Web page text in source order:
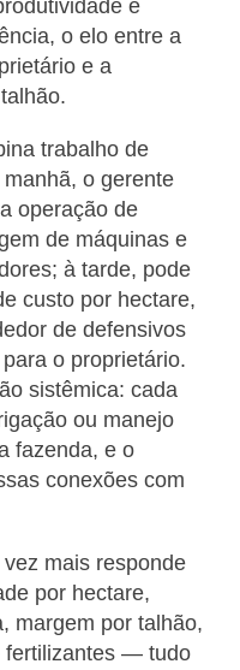
e
o elo entre a
e a
trabalho de
o gerente
operação de
de máquinas e
à tarde, pode
custo por hectare,
de defensivos
o proprietário.
sistêmica: cada
ou manejo
fazenda, e o
conexões com
mais responde
por hectare,
margem por talhão,
fertilizantes — tudo